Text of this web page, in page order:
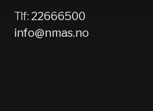
Tlf: 22666500
info@nmas.no